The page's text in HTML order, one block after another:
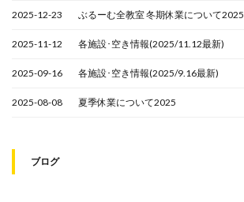
2025-12-23 ぶるーむ全教室 冬期休業について2025
2025-11-12 各施設･空き情報(2025/11.12最新)
2025-09-16 各施設･空き情報(2025/9.16最新)
2025-08-08 夏季休業について2025
ブログ